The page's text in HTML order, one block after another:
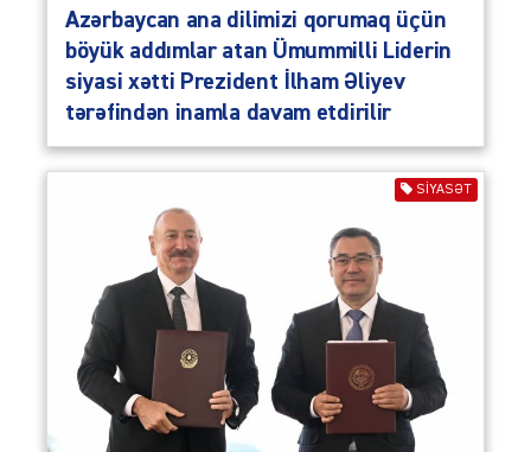
Azərbaycan ana dilimizi qorumaq üçün
böyük addımlar atan Ümummilli Liderin
siyasi xətti Prezident İlham Əliyev
tərəfindən inamla davam etdirilir
SIYASƏT